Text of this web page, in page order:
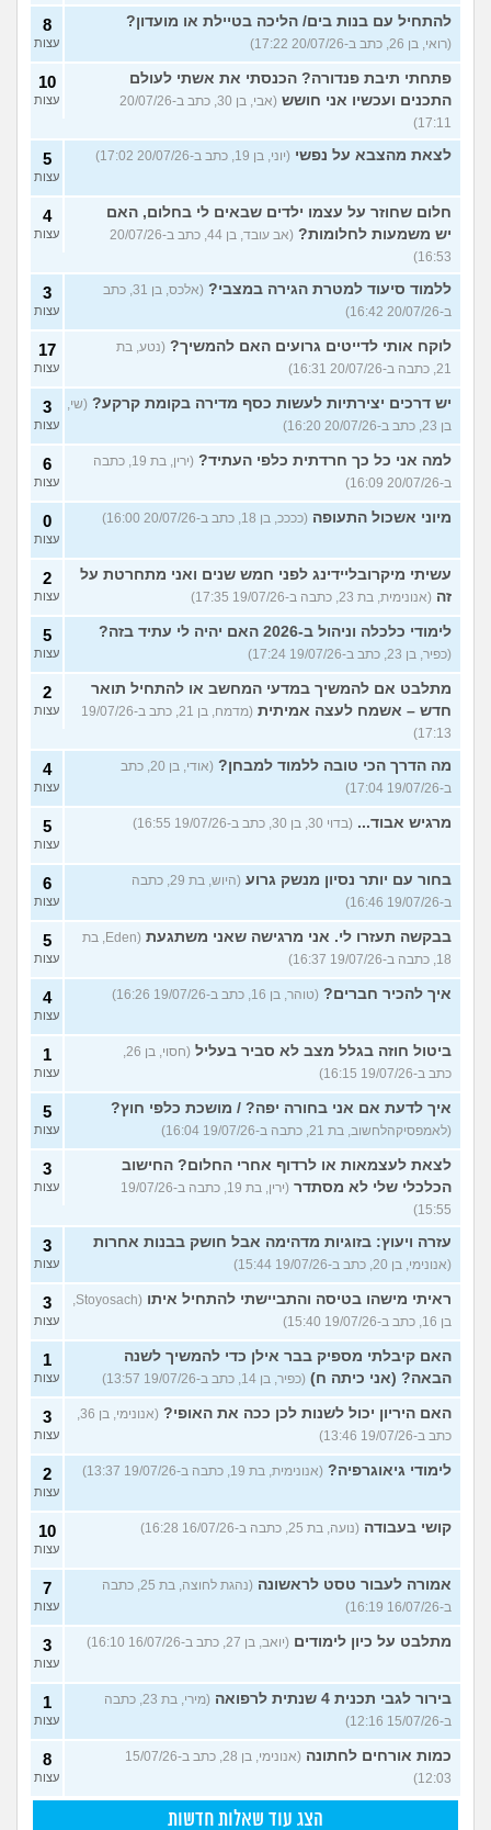
להתחיל עם בנות בים/ הליכה בטיילת או מועדון?
(רואי, בן 26, כתב ב-20/07/26 17:22)
8
עצות
פתחתי תיבת פנדורה? הכנסתי את אשתי לעולם
התכנים ועכשיו אני חושש
(אבי, בן 30, כתב ב-20/07/26
17:11)
10
עצות
לצאת מהצבא על נפשי (יוני, בן 19, כתב ב-20/07/26 17:02) 5
עצות
חלום שחוזר על עצמו ילדים שבאים לי בחלום, האם
יש משמעות לחלומות?
(אב עובד, בן 44, כתב ב-20/07/26
16:53)
4
עצות
ללמוד סיעוד למטרת הגירה במצבי?
(אלכס, בן 31, כתב
ב-20/07/26 16:42)
3
עצות
לוקח אותי לדייטים גרועים האם להמשיך? (נטע, בת
21, כתבה ב-20/07/26 16:31)
17
עצות
יש דרכים יצירתיות לעשות כסף מדירה בקומת קרקע? (שי,
בן 23, כתב ב-20/07/26 16:20)
3
עצות
למה אני כל כך חרדתית כלפי העתיד?
(ירין, בת 19, כתבה
ב-20/07/26 16:09)
6
עצות
מיוני אשכול התעופה (ככככ, בן 18, כתב ב-20/07/26 16:00) 0
עצות
עשיתי מיקרובליידינג לפני חמש שנים ואני מתחרטת על
זה (אנונימית, בת 23, כתבה ב-19/07/26 17:35)
2
עצות
לימודי כלכלה וניהול ב-2026 האם יהיה לי עתיד בזה?
(כפיר, בן 23, כתב ב-19/07/26 17:24)
5
עצות
מתלבט אם להמשיך במדעי המחשב או להתחיל תואר
חדש – אשמח לעצה אמיתית
(מדמח, בן 21, כתב ב-19/07/26
17:13)
2
עצות
מה הדרך הכי טובה ללמוד למבחן?
(אודי, בן 20, כתב
ב-19/07/26 17:04)
4
עצות
מרגיש אבוד... (בדוי 30, בן 30, כתב ב-19/07/26 16:55) 5
עצות
בחור עם יותר נסיון מנשק גרוע
(היוש, בת 29, כתבה
ב-19/07/26 16:46)
6
עצות
בבקשה תעזרו לי. אני מרגישה שאני משתגעת
(Eden, בת
18, כתבה ב-19/07/26 16:37)
5
עצות
איך להכיר חברים? (טוהר, בן 16, כתב ב-19/07/26 16:26) 4
עצות
ביטול חוזה בגלל מצב לא סביר בעליל
(חסוי, בן 26,
כתב ב-19/07/26 16:15)
1
עצות
איך לדעת אם אני בחורה יפה? / מושכת כלפי חוץ?
(לאמפסיקהלחשוב, בת 21, כתבה ב-19/07/26 16:04)
5
עצות
לצאת לעצמאות או לרדוף אחרי החלום? החישוב
הכלכלי שלי לא מסתדר
(ירין, בת 19, כתבה ב-19/07/26
15:55)
3
עצות
עזרה ויעוץ: בזוגיות מדהימה אבל חושק בבנות אחרות
(אנונימי, בן 20, כתב ב-19/07/26 15:44)
3
עצות
ראיתי מישהו בטיסה והתביישתי להתחיל איתו
(Stoyosach,
בן 16, כתב ב-19/07/26 15:40)
3
עצות
האם קיבלתי מספיק בבר אילן כדי להמשיך לשנה
הבאה? (אני כיתה ח) (כפיר, בן 14, כתב ב-19/07/26 13:57)
1
עצות
האם היריון יכול לשנות לכן ככה את האופי?
(אנונימי, בן 36,
כתב ב-19/07/26 13:46)
3
עצות
לימודי גיאוגרפיה? (אנונימית, בת 19, כתבה ב-19/07/26 13:37) 2
עצות
קושי בעבודה (נועה, בת 25, כתבה ב-16/07/26 16:28) 10
עצות
אמורה לעבור טסט לראשונה
(נהגת לחוצה, בת 25, כתבה
ב-16/07/26 16:19)
7
עצות
מתלבט על כיון לימודים (יואב, בן 27, כתב ב-16/07/26 16:10) 3
עצות
בירור לגבי תכנית 4 שנתית לרפואה
(מירי, בת 23, כתבה
ב-15/07/26 12:16)
1
עצות
כמות אורחים לחתונה
(אנונימי, בן 28, כתב ב-15/07/26
12:03)
8
עצות
הצג עוד שאלות חדשות